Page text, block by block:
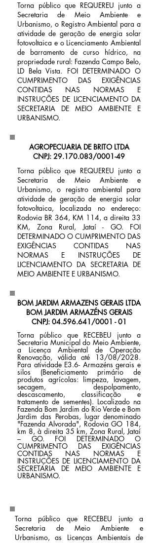
Torna público que REQUEREU junto a
Secretaria de Meio Ambiente e
Urbanismo, o Registro Ambiental para a
atividade de geração de energia solar
fotovoltaica e o Licenciamento Ambiental
de barramento de curso hídrico, na
propriedade rural: Fazenda Campo Belo,
LD Bela Vista. FOI DETERMINADO O
CUMPRIMENTO DAS EXIGÊNCIAS
CONTIDAS NAS NORMAS E
INSTRUÇÕES DE LICENCIAMENTO DA
SECRETARIA DE MEIO AMBIENTE E
URBANISMO.
AGROPECUARIA DE BRITO LTDA
CNPJ: 29.170.083/0001-49
Torna público que REQUEREU junto a
Secretaria de Meio Ambiente e
Urbanismo, o registro ambiental para
atividade de geração de energia solar
fotovoltaica, localizada no endereço:
Rodovia BR 364, KM 114, a direita 33
KM, Zona Rural, Jataí - GO. FOI
DETERMINADO O CUMPRIMENTO DAS
EXIGÊNCIAS CONTIDAS NAS
NORMAS E INSTRUÇÕES DE
LICENCIAMENTO DA SECRETARIA DE
MEIO AMBIENTE E URBANISMO.
BOM JARDIM ARMAZENS GERAIS LTDA
BOM JARDIM ARMAZÉNS GERAIS
CNPJ: 04.596.641 /0001 - 01
Torna público que RECEBEU junto a
Secretaria Municipal do Meio Ambiente,
a Licença Ambiental de Operação
Renovação, válida até 13/08/2028.
Para atividade E3.6- Armazéns gerais e
silos (Beneficiamento primário de
produtos agrícolas: limpeza, lavagem,
secagem, despolpamento,
descascamento, classificação e
tratamento de sementes). Localizado na
Fazenda Bom Jardim do Rio Verde e Bom
Jardim das Perobas, lugar denominado
"Fazenda Alvorada", Rodovia GO 184,
km 8, à direita 35 km, Zona Rural, Jataí
– GO. FOI DETERMINADO O
CUMPRIMENTO DAS EXIGÊNCIAS
CONTIDAS NAS NORMAS E
INSTRUÇÕES DE LICENCIAMENTO DA
SECRETARIA DE MEIO AMBIENTE E
URBANISMO.
Torna público que RECEBEU junto a
Secretaria de Meio Ambiente e
Urbanismo, as Licenças Ambientais de